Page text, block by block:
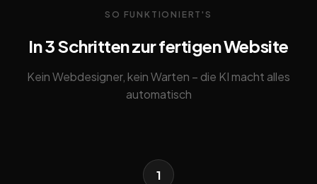
SO FUNKTIONIERT'S
In 3 Schritten zur fertigen Website
Kein Webdesigner, kein Warten – die KI macht alles
automatisch
1